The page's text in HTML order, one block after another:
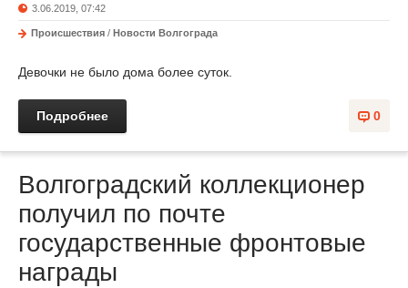
3.06.2019, 07:42
Происшествия / Новости Волгограда
Девочки не было дома более суток.
0
Подробнее
Волгоградский коллекционер
получил по почте
государственные фронтовые
награды